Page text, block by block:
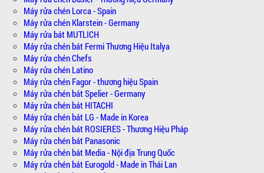
Máy rửa chén Lorca - Spain
Máy rửa chén Klarstein - Germany
Máy rửa bát MUTLICH
Máy rửa chén bát Fermi Thương Hiệu Italya
Máy rửa chén Chefs
Máy rửa chén Latino
Máy rửa chén Fagor - thương hiệu Spain
Máy rửa chén bát Spelier - Germany
Máy rửa chén bát HITACHI
Máy rửa chén bát LG - Made in Korea
Máy rửa chén bát ROSIERES - Thương Hiệu Pháp
Máy rửa chén bát Panasonic
Máy rửa chén bát Media - Nội địa Trung Quốc
Máy rửa chén bát Eurogold - Made in Thái Lan